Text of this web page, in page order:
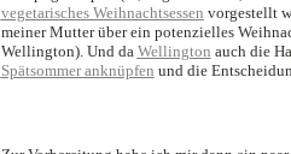
vegetarisches Weihnachtsessen vorgestellt
meiner Mutter über ein potenzielles
Wellington). Und da Wellington auch die
Spätsommer anknüpfen und die